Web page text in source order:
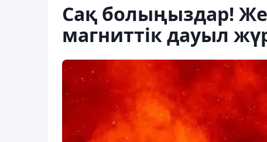
Сақ болыңыздар!
магниттік дауыл